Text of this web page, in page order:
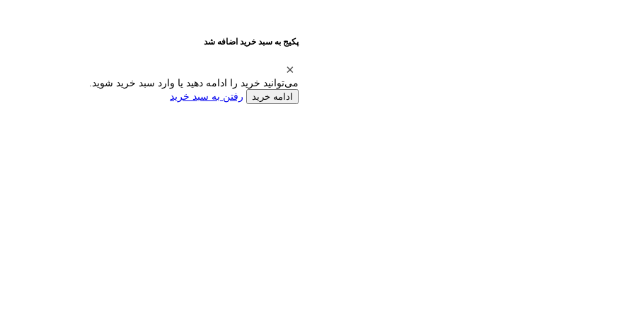
پکیج به سبد خرید اضافه شد
می‌توانید خرید را ادامه دهید یا وارد سبد خرید شوید.
ادامه خرید رفتن به سبد خرید